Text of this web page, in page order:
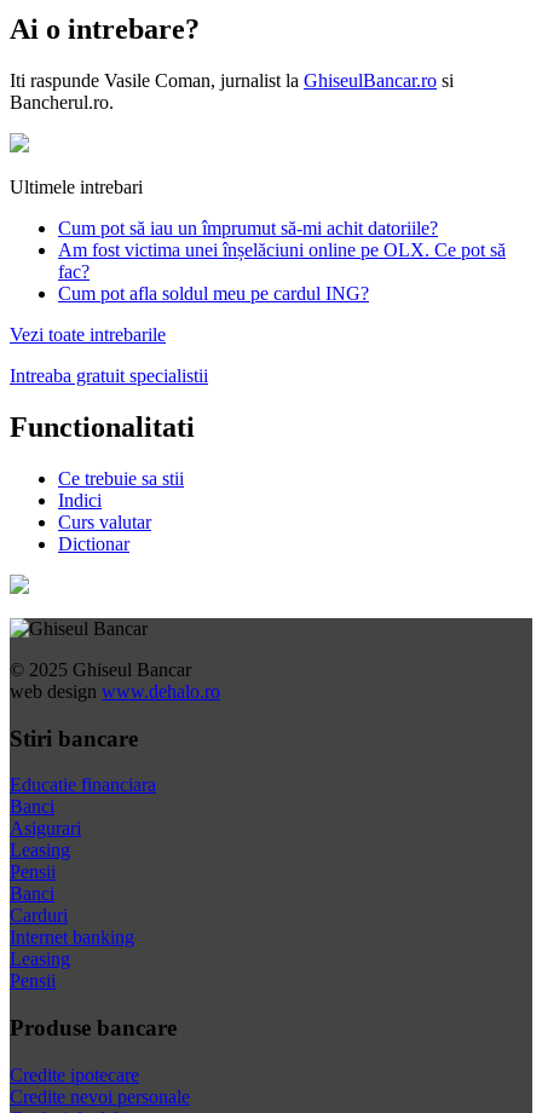
Ai o intrebare?
Iti raspunde Vasile Coman, jurnalist la GhiseulBancar.ro si
Bancherul.ro.
Ultimele intrebari
Cum pot să iau un împrumut să-mi achit datoriile?
Am fost victima unei înșelăciuni online pe OLX. Ce pot să
fac?
Cum pot afla soldul meu pe cardul ING?
Vezi toate intrebarile
Intreaba gratuit specialistii
Functionalitati
Ce trebuie sa stii
Indici
Curs valutar
Dictionar
© 2025 Ghiseul Bancar
web design www.dehalo.ro
Stiri bancare
Educatie financiara
Banci
Asigurari
Leasing
Pensii
Banci
Carduri
Internet banking
Leasing
Pensii
Produse bancare
Credite ipotecare
Credite nevoi personale